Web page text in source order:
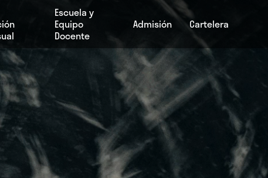
Escuela y
Equipo
Docente
Admisión Cartelera